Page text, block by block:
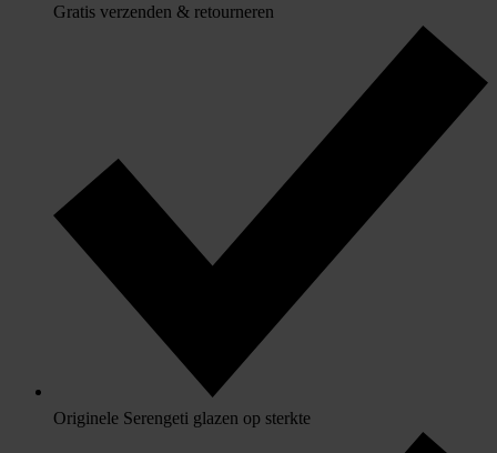
Gratis verzenden & retourneren
Originele Serengeti glazen op sterkte